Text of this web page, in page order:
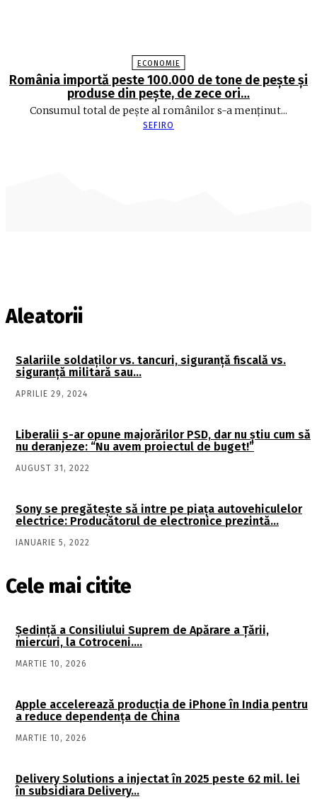
ECONOMIE
România importă peste 100.000 de tone de peşte şi
produse din peşte, de zece ori…
Consumul total de peşte al ro­mâ­nilor s-a menţinut...
SEFIRO
Aleatorii
Salariile soldaţilor vs. tancuri, siguranţă fiscală vs.
siguranţă militară sau…
APRILIE 29, 2024
Liberalii s-ar opune majorărilor PSD, dar nu știu cum să
nu deranjeze: “Nu avem proiectul de buget!”
AUGUST 31, 2022
Sony se pregăteşte să intre pe piaţa autovehiculelor
electrice: Producătorul de electronice prezintă…
IANUARIE 5, 2022
Cele mai citite
Şedinţă a Consiliului Suprem de Apărare a Ţării,
miercuri, la Cotroceni….
MARTIE 10, 2026
Apple accelerează producția de iPhone în India pentru
a reduce dependența de China
MARTIE 10, 2026
Delivery Solutions a injectat în 2025 peste 62 mil. lei
în subsidiara Delivery…